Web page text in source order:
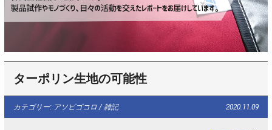
ターポリン生地の可能性
カテゴリー: アソビゴコロ / 雑記 2020.11.09